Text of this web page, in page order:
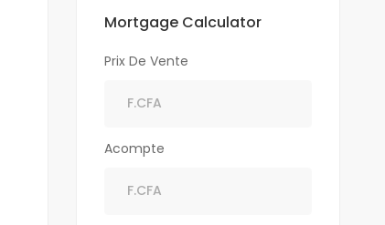
Mortgage Calculator
Prix De Vente
Acompte